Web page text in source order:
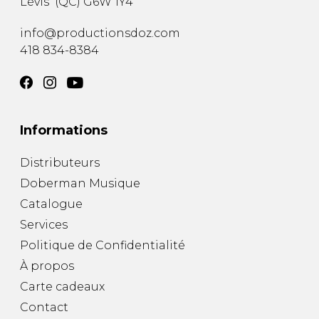
info@productionsdoz.com
418 834-8384
Informations
Distributeurs
Doberman Musique
Catalogue
Services
Politique de Confidentialité
À propos
Carte cadeaux
Contact